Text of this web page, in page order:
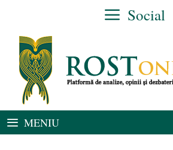
conținut
Social
MENIU